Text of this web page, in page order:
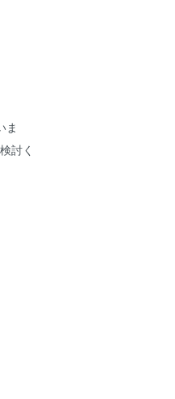
ま
討く